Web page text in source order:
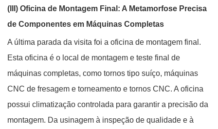
(III) Oficina de Montagem Final: A Metamorfose Precisa
de Componentes em Máquinas Completas
A última parada da visita foi a oficina de montagem final.
Esta oficina é o local de montagem e teste final de
máquinas completas, como tornos tipo suíço, máquinas
CNC de fresagem e torneamento e tornos CNC. A oficina
possui climatização controlada para garantir a precisão da
montagem. Da usinagem à inspeção de qualidade e à